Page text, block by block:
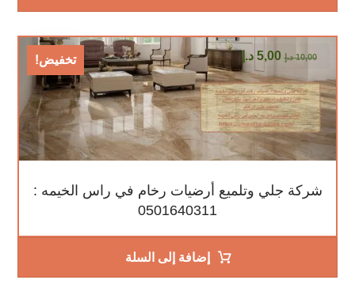
تخفيض!
شركة جلي وتلميع أرضيات رخام في راس الخيمه :
0501640311
10,00 د.إ 5,00 د.إ
إضافة إلى السلة